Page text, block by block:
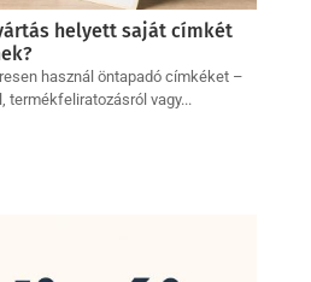
helyett saját címkét
használ öntapadó címkéket –
termékfeliratozásról vagy...